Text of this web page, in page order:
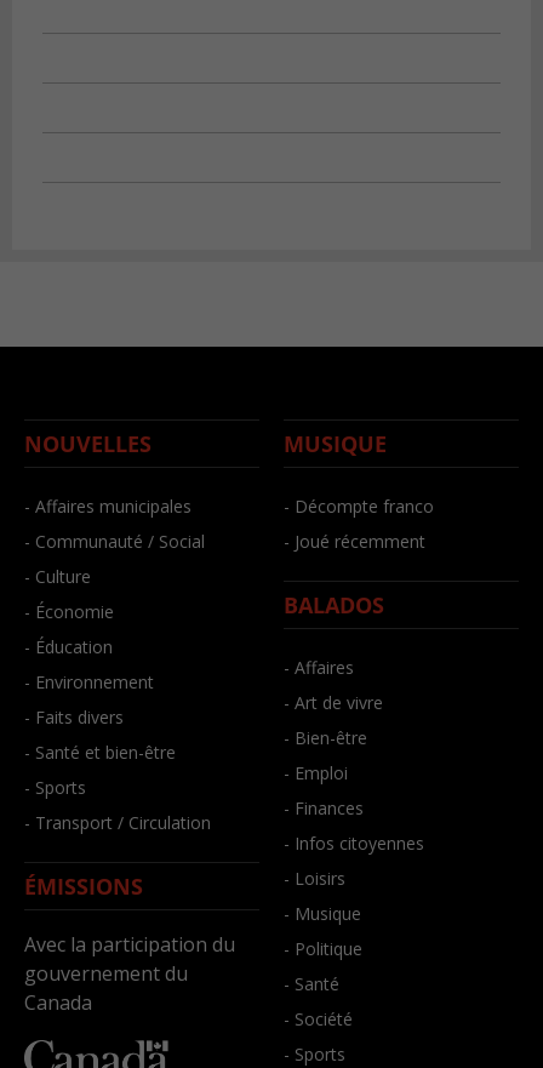
NOUVELLES
- Affaires municipales
- Communauté / Social
- Culture
- Économie
- Éducation
- Environnement
- Faits divers
- Santé et bien-être
- Sports
- Transport / Circulation
ÉMISSIONS
Avec la participation du
gouvernement du
Canada
MUSIQUE
- Décompte franco
- Joué récemment
BALADOS
- Affaires
- Art de vivre
- Bien-être
- Emploi
- Finances
- Infos citoyennes
- Loisirs
- Musique
- Politique
- Santé
- Société
- Sports